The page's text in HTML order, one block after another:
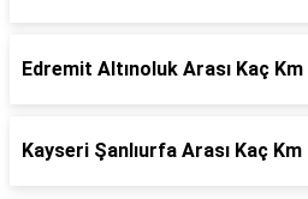
Edremit Altınoluk Arası Kaç Km
Kayseri Şanlıurfa Arası Kaç Km